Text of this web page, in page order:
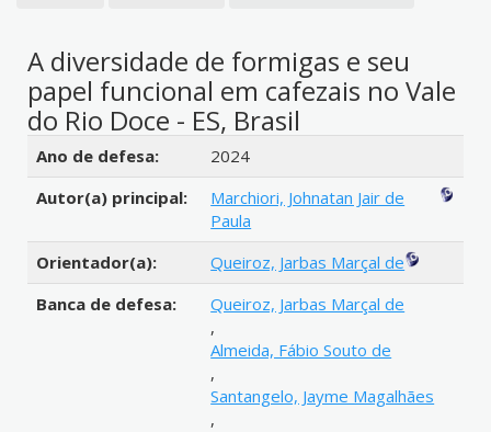
A diversidade de formigas e seu
papel funcional em cafezais no Vale
do Rio Doce - ES, Brasil
Detalhes bibliográficos
Ano de defesa:
2024
Autor(a) principal:
Marchiori, Johnatan Jair de
Paula
Orientador(a):
Queiroz, Jarbas Marçal de
Banca de defesa:
Queiroz, Jarbas Marçal de
,
Almeida, Fábio Souto de
,
Santangelo, Jayme Magalhães
,